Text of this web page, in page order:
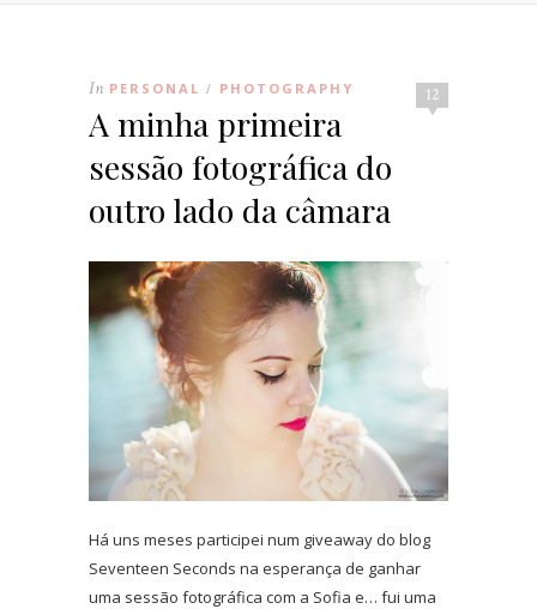
12
In PERSONAL / PHOTOGRAPHY
A minha primeira
sessão fotográfica do
outro lado da câmara
Há uns meses participei num giveaway do blog
Seventeen Seconds na esperança de ganhar
uma sessão fotográfica com a Sofia e… fui uma